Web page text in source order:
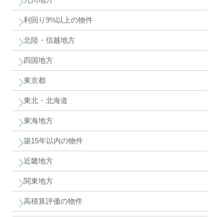
利回り9%以上の物件
北陸・信越地方
四国地方
東京都
東北・北海道
東海地方
築15年以内の物件
近畿地方
関東地方
高積算評価の物件